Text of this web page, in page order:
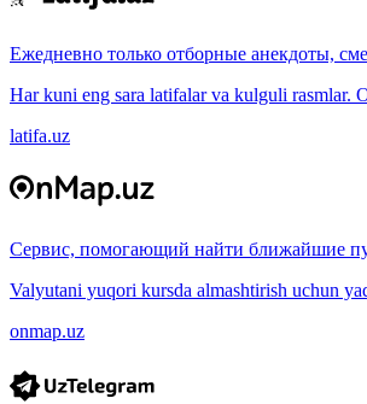
Ежедневно только отборные анекдоты,
Har kuni eng sara latifalar va kulguli rasmlar.
latifa.uz
Сервис, помогающий найти ближайшие
Valyutani yuqori kursda almashtirish uchun
onmap.uz